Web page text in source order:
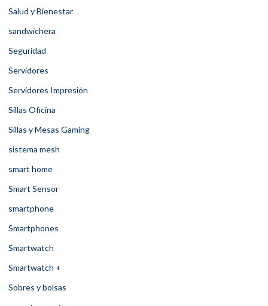
Salud y Bienestar
sandwichera
Seguridad
Servidores
Servidores Impresión
Sillas Oficina
Sillas y Mesas Gaming
sistema mesh
smart home
Smart Sensor
smartphone
Smartphones
Smartwatch
Smartwatch +
Sobres y bolsas